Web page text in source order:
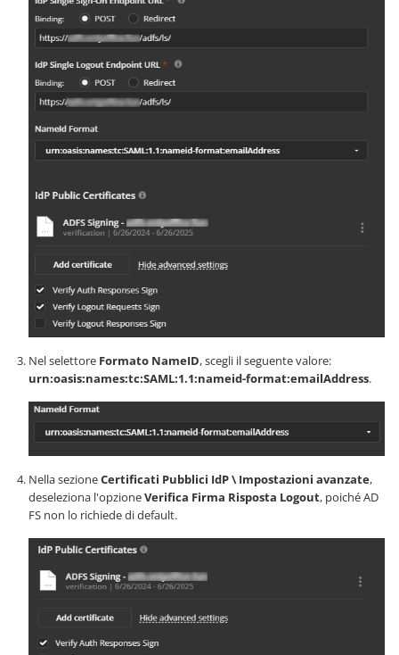
Nel selettore Formato NameID, scegli il seguente valore:
urn:oasis:names:tc:SAML:1.1:nameid-format:emailAddress.
Nella sezioneCertificati Pubblici IdP \ Impostazioni avanzate,
deseleziona l'opzioneVerifica Firma Risposta Logout, poiché AD
FS non lo richiede di default.